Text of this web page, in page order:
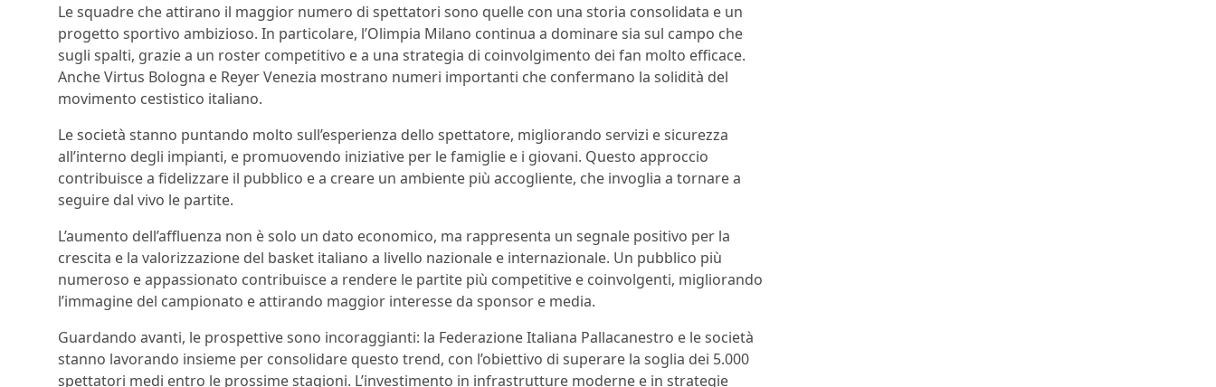
Le squadre che attirano il maggior numero di spettatori sono quelle con una storia consolidata e un
progetto sportivo ambizioso. In particolare, l’Olimpia Milano continua a dominare sia sul campo che
sugli spalti, grazie a un roster competitivo e a una strategia di coinvolgimento dei fan molto efficace.
Anche Virtus Bologna e Reyer Venezia mostrano numeri importanti che confermano la solidità del
movimento cestistico italiano.
Le società stanno puntando molto sull’esperienza dello spettatore, migliorando servizi e sicurezza
all’interno degli impianti, e promuovendo iniziative per le famiglie e i giovani. Questo approccio
contribuisce a fidelizzare il pubblico e a creare un ambiente più accogliente, che invoglia a tornare a
seguire dal vivo le partite.
L’aumento dell’affluenza non è solo un dato economico, ma rappresenta un segnale positivo per la
crescita e la valorizzazione del basket italiano a livello nazionale e internazionale. Un pubblico più
numeroso e appassionato contribuisce a rendere le partite più competitive e coinvolgenti, migliorando
l’immagine del campionato e attirando maggior interesse da sponsor e media.
Guardando avanti, le prospettive sono incoraggianti: la Federazione Italiana Pallacanestro e le società
stanno lavorando insieme per consolidare questo trend, con l’obiettivo di superare la soglia dei 5.000
spettatori medi entro le prossime stagioni. L’investimento in infrastrutture moderne e in strategie